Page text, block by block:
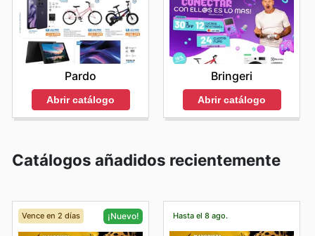
Pardo
Abrir catálogo
Bringeri
Abrir catálogo
Catálogos añadidos recientemente
Vence en 2 días ¡Nuevo! Hasta el 8 ago.